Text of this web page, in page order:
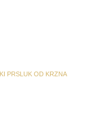
PRSLUK OD KRZNA